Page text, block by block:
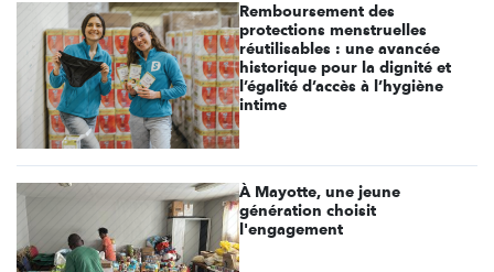
Remboursement des
protections menstruelles
réutilisables : une avancée
historique pour la dignité et
l’égalité d’accès à l’hygiène
intime
À Mayotte, une jeune
génération choisit
l'engagement